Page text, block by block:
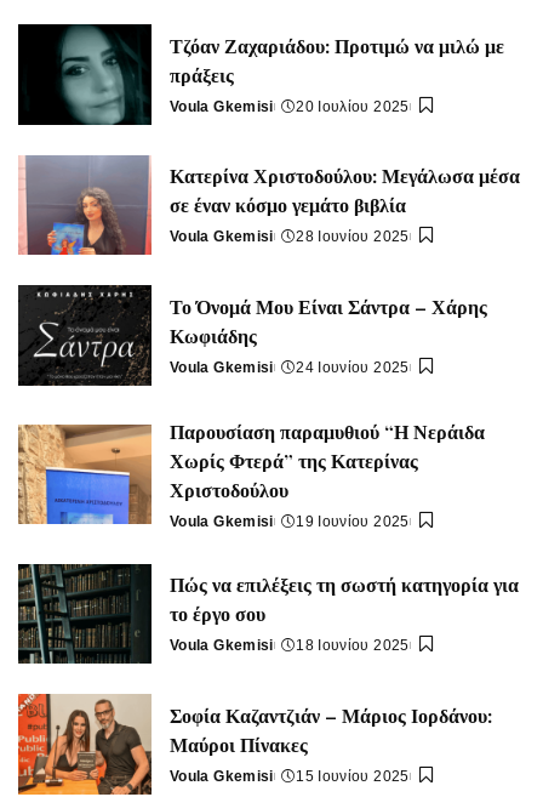
Τζόαν Ζαχαριάδου: Προτιμώ να μιλώ με
πράξεις
Posted
Voula Gkemisi 20 Ιουλίου 2025
Κατερίνα Χριστοδούλου: Μεγάλωσα μέσα
σε έναν κόσμο γεμάτο βιβλία
Posted
Voula Gkemisi 28 Ιουνίου 2025
Το Όνομά Μου Είναι Σάντρα – Χάρης
Κωφιάδης
Posted
Voula Gkemisi 24 Ιουνίου 2025
Παρουσίαση παραμυθιού “Η Νεράιδα
Χωρίς Φτερά” της Κατερίνας
Χριστοδούλου
Posted
Voula Gkemisi 19 Ιουνίου 2025
Πώς να επιλέξεις τη σωστή κατηγορία για
το έργο σου
Posted
Voula Gkemisi 18 Ιουνίου 2025
Σοφία Καζαντζιάν – Μάριος Ιορδάνου:
Μαύροι Πίνακες
Posted
Voula Gkemisi 15 Ιουνίου 2025